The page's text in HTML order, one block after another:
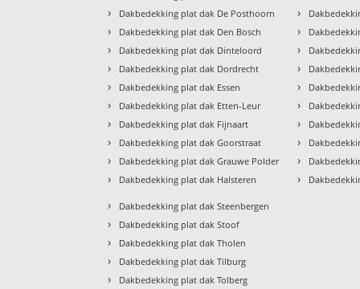
› Dakbedekking plat dak De Posthoorn
› Dakbedekking plat dak Den Bosch
› Dakbedekking plat dak Dinteloord
› Dakbedekking plat dak Dordrecht
› Dakbedekking plat dak Essen
› Dakbedekking plat dak Etten-Leur
› Dakbedekking plat dak Fijnaart
› Dakbedekking plat dak Goorstraat
› Dakbedekking plat dak Grauwe Polder
› Dakbedekking plat dak Halsteren
›
›
›
›
›
›
›
›
›
›
› Dakbedekking plat dak Steenbergen
› Dakbedekking plat dak Stoof
› Dakbedekking plat dak Tholen
› Dakbedekking plat dak Tilburg
› Dakbedekking plat dak Tolberg